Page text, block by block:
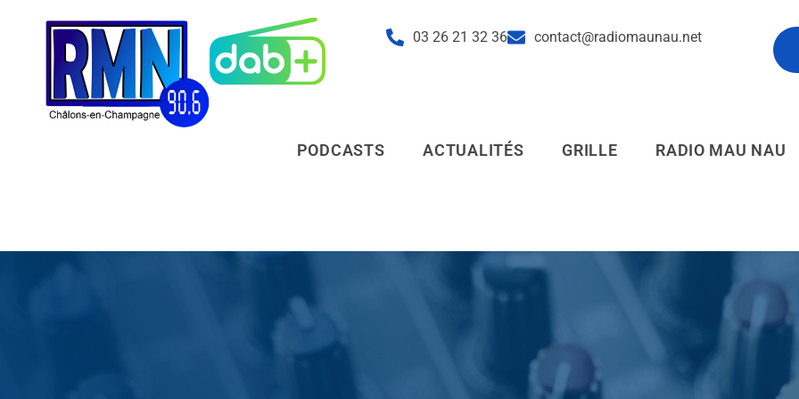
03 26 21 32 36 contact@radiomaunau.net
PODCASTS ACTUALITÉS GRILLE RADIO MAU NAU